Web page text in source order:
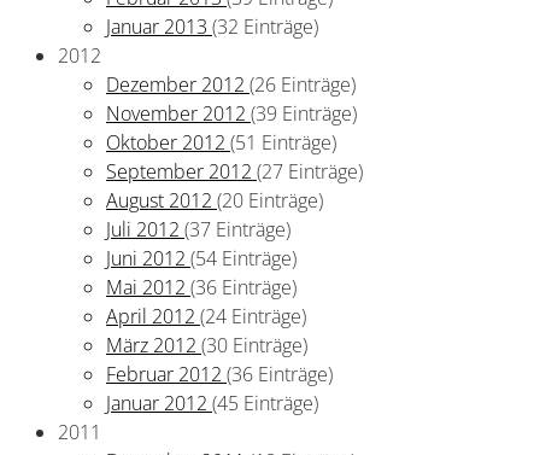
Januar 2013 (32 Einträge)
2012
Dezember 2012 (26 Einträge)
November 2012 (39 Einträge)
Oktober 2012 (51 Einträge)
September 2012 (27 Einträge)
August 2012 (20 Einträge)
Juli 2012 (37 Einträge)
Juni 2012 (54 Einträge)
Mai 2012 (36 Einträge)
April 2012 (24 Einträge)
März 2012 (30 Einträge)
Februar 2012 (36 Einträge)
Januar 2012 (45 Einträge)
2011